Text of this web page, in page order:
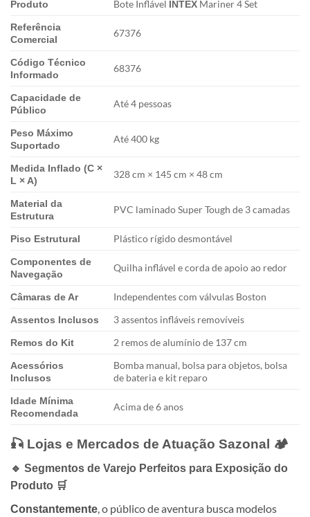
Produto Bote Inflável INTEX Mariner 4 Set
Referência
Comercial
67376
Código Técnico
Informado
68376
Capacidade de
Público
Até 4 pessoas
Peso Máximo
Suportado
Até 400 kg
Medida Inflado (C ×
L × A)
328 cm × 145 cm × 48 cm
Material da
Estrutura
PVC laminado Super Tough de 3 camadas
Piso Estrutural Plástico rígido desmontável
Componentes de
Navegação
Quilha inflável e corda de apoio ao redor
Câmaras de Ar Independentes com válvulas Boston
Assentos Inclusos 3 assentos infláveis removíveis
Remos do Kit 2 remos de alumínio de 137 cm
Acessórios
Inclusos
Bomba manual, bolsa para objetos, bolsa
de bateria e kit reparo
Idade Mínima
Recomendada
Acima de 6 anos
🎣 Lojas e Mercados de Atuação Sazonal 🏕️
🔹 Segmentos de Varejo Perfeitos para Exposição do
Produto 🛒
Constantemente , o público de aventura busca modelos